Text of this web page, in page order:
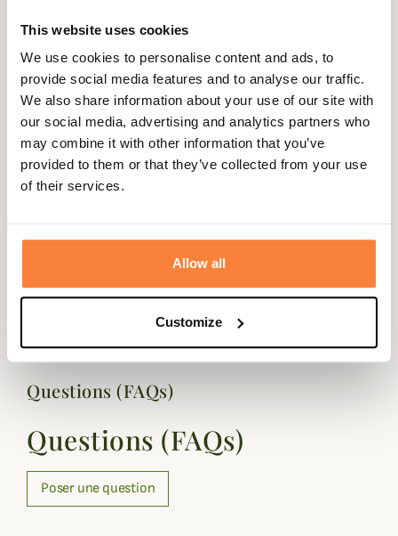
This website uses cookies
We use cookies to personalise content and ads, to
provide social media features and to analyse our traffic.
We also share information about your use of our site with
our social media, advertising and analytics partners who
may combine it with other information that you’ve
provided to them or that they’ve collected from your use
of their services.
Allow all
Customize
poches arrière passepoilées qui renforcent son allure
intemporelle.
Que ce soit pour un dîner informel ou un barbecue entre
amis, ce short est une option polyvalente qui conjugue
confort et sophistication avec aisance.
Fiche technique
Composition
Coloris Blanc, Bleu
Coton
Genre Homme
Questions (FAQs)
Questions (FAQs)
Poser une question